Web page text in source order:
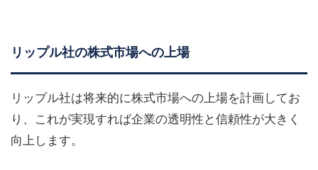
リップル社の株式市場への上場
リップル社は将来的に株式市場への上場を計画してお
り、これが実現すれば企業の透明性と信頼性が大きく
向上します。